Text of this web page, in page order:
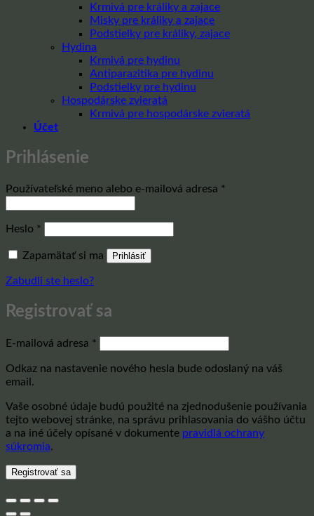
Krmivá pre králiky a zajace
Misky pre králiky a zajace
Podstielky pre králiky, zajace
Hydina
Krmivá pre hydinu
Antiparazitika pre hydinu
Podstielky pre hydinu
Hospodárske zvieratá
Krmivá pre hospodárske zvieratá
Účet
Prihlásenie
Používateľské meno alebo e-mailová adresa *
Heslo *
Zapamätať si ma Prihlásiť
Zabudli ste heslo?
Registrovať sa
E-mailová adresa *
Odkaz na nastavenie nového hesla bude odoslaný na váš
email.
Vaše osobné údaje budú použité na zjednodušenie používania
tejto webovej stránke, na správu prihlasovania do vášho účtu
a na iné účely opísané v dokumente pravidlá ochrany
súkromia.
Registrovať sa